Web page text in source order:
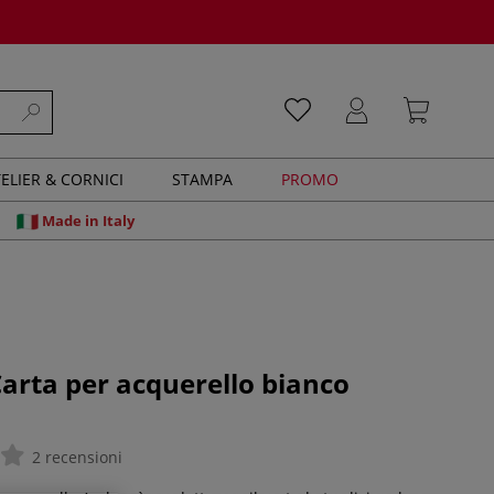
& CORNICI STAMPA PROMO
Made in Italy
per acquerello bianco
2 recensioni